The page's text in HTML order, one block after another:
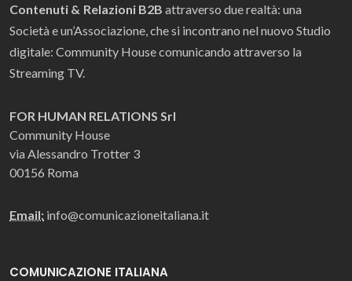
Contenuti & Relazioni B2B attraverso due realtà: una
Società e un’Associazione, che si incontrano nel nuovo Studio
digitale: Community House comunicando attraverso la
Streaming TV.
FOR HUMAN RELATIONS Srl
Community House
via Alessandro Trotter 3
00156 Roma
Email: info@comunicazioneitaliana.it
COMUNICAZIONE ITALIANA